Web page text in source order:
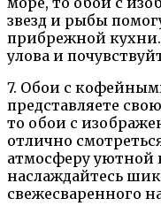
звезд и рыбы
прибрежной кухни.
улова и
7. Обои с
представляете
то обои с
отлично
атмосферу уютной
наслаждайтесь
свежесваренного